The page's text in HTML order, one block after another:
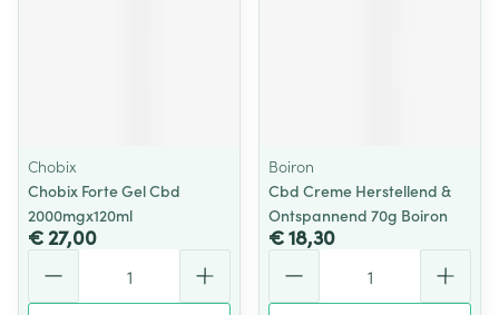
Chobix
Chobix Forte Gel Cbd
2000mgx120ml
€ 27,00
Boiron
Cbd Creme Herstellend &
Ontspannend 70g Boiron
€ 18,30